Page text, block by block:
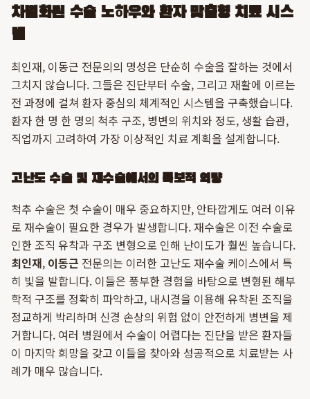
차별화된 수술 노하우와 환자 맞춤형 치료 시스
템
최인재, 이동근 전문의의 명성은 단순히 수술을 잘하는 것에서
그치지 않습니다. 그들은 진단부터 수술, 그리고 재활에 이르는
전 과정에 걸쳐 환자 중심의 체계적인 시스템을 구축했습니다.
환자 한 명 한 명의 척추 구조, 병변의 위치와 정도, 생활 습관,
직업까지 고려하여 가장 이상적인 치료 계획을 설계합니다.
고난도 수술 및 재수술에서의 독보적 역량
척추 수술은 첫 수술이 매우 중요하지만, 안타깝게도 여러 이유
로 재수술이 필요한 경우가 발생합니다. 재수술은 이전 수술로
인한 조직 유착과 구조 변형으로 인해 난이도가 훨씬 높습니다.
최인재, 이동근 전문의는 이러한 고난도 재수술 케이스에서 특
히 빛을 발합니다. 이들은 풍부한 경험을 바탕으로 변형된 해부
학적 구조를 정확히 파악하고, 내시경을 이용해 유착된 조직을
정교하게 박리하며 신경 손상의 위험 없이 안전하게 병변을 제
거합니다. 여러 병원에서 수술이 어렵다는 진단을 받은 환자들
이 마지막 희망을 갖고 이들을 찾아와 성공적으로 치료받는 사
례가 매우 많습니다.